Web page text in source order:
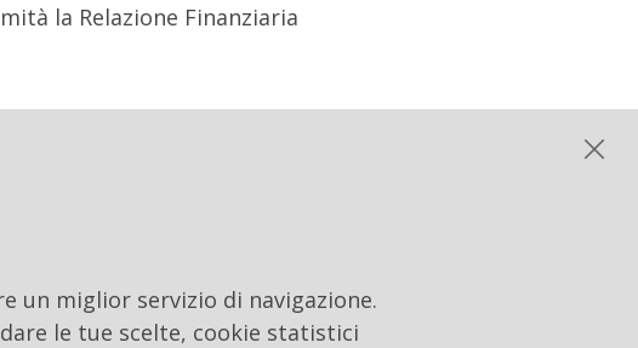
la Relazione Finanziaria
un miglior servizio di navigazione.
le tue scelte, cookie statistici